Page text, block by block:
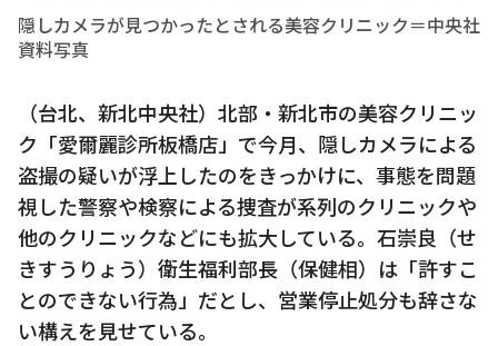
隠しカメラが見つかったとされる美容クリニック＝中央社
資料写真
（台北、新北中央社）北部・新北市の美容クリニッ
ク「愛爾麗診所板橋店」で今月、隠しカメラによる
盗撮の疑いが浮上したのをきっかけに、事態を問題
視した警察や検察による捜査が系列のクリニックや
他のクリニックなどにも拡大している。石崇良（せ
きすうりょう）衛生福利部長（保健相）は「許すこ
とのできない行為」だとし、営業停止処分も辞さな
い構えを見せている。